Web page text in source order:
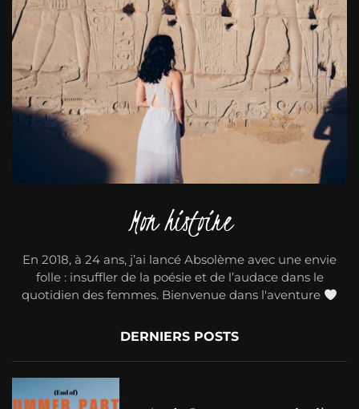
Mon histoire
En 2018, à 24 ans, j’ai lancé Absolème avec une envie
folle : insuffler de la poésie et de l’audace dans le
quotidien des femmes. Bienvenue dans l'aventure
DERNIERS POSTS